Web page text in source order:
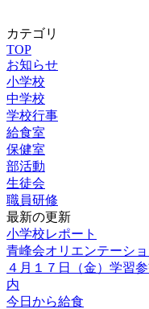
カテゴリ
TOP
お知らせ
小学校
中学校
学校行事
給食室
保健室
部活動
生徒会
職員研修
最新の更新
小学校レポート
青峰会オリエンテーシ
４月１７日（金）学習
内
今日から給食